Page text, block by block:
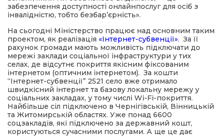
забезпечення доступності онлайнпослуг для осіб з
інвалідністю, тобто безбар’єрність».
На сьогодні Міністерство працює над основним таким
проектом, як реалізація «Інтернет-субвенції». За її
рахунок громади мають можливість підключати до
мережі заклади соціальної інфраструктури у тих
селах, де відсутнє покриття якісним фіксованим
інтернетом (оптичним інтернетом). За кошти
“Інтернет-субвенції” 2521 село вже отримало
швидкісний інтернет та базову локальну мережу у
соціальних закладах, у тому числі Wi-Fi-покриття.
Найбільше сіл підключено в Чернігівській, Вінницькій
та Житомирській областях. Уже понад 6600
соцзакладів, які підключено за державний кошт,
користуються сучасними послугами. А ще це дає